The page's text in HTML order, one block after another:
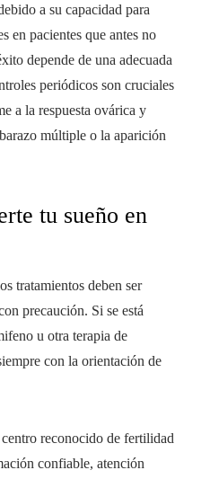
a su capacidad para
en pacientes que antes no
depende de una adecuada
periódicos son cruciales
a la respuesta ovárica y
múltiple o la aparición
tu sueño en
tratamientos deben ser
precaución. Si se está
u otra terapia de
con la orientación de
centro reconocido de fertilidad
confiable, atención